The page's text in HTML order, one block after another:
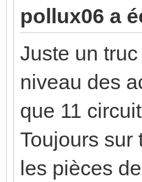
pollux06 a
Juste un
niveau des
que 11
Toujours sur
les pièces